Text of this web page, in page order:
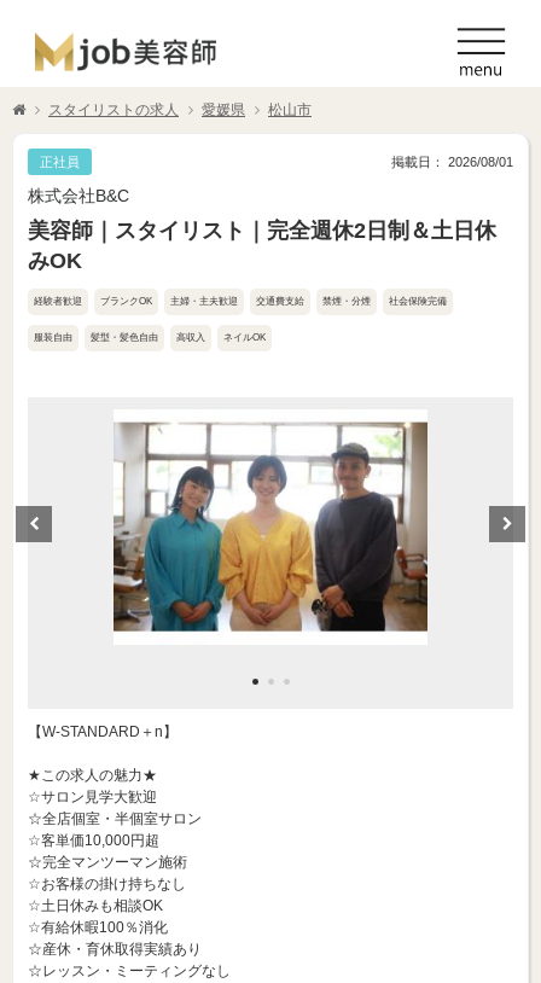
スタイリストの求人 愛媛県 松山市
正社員 掲載日： 2026/08/01
株式会社B&C
美容師｜スタイリスト｜完全週休2日制＆土日休
みOK
経験者歓迎 ブランクOK 主婦・主夫歓迎 交通費支給 禁煙・分煙 社会保険完備
服装自由 髪型・髪色自由 高収入 ネイルOK
【W-STANDARD＋n】
★この求人の魅力★
☆サロン見学大歓迎
☆全店個室・半個室サロン
☆客単価10,000円超
☆完全マンツーマン施術
☆お客様の掛け持ちなし
☆土日休みも相談OK
☆有給休暇100％消化
☆産休・育休取得実績あり
☆レッスン・ミーティングなし